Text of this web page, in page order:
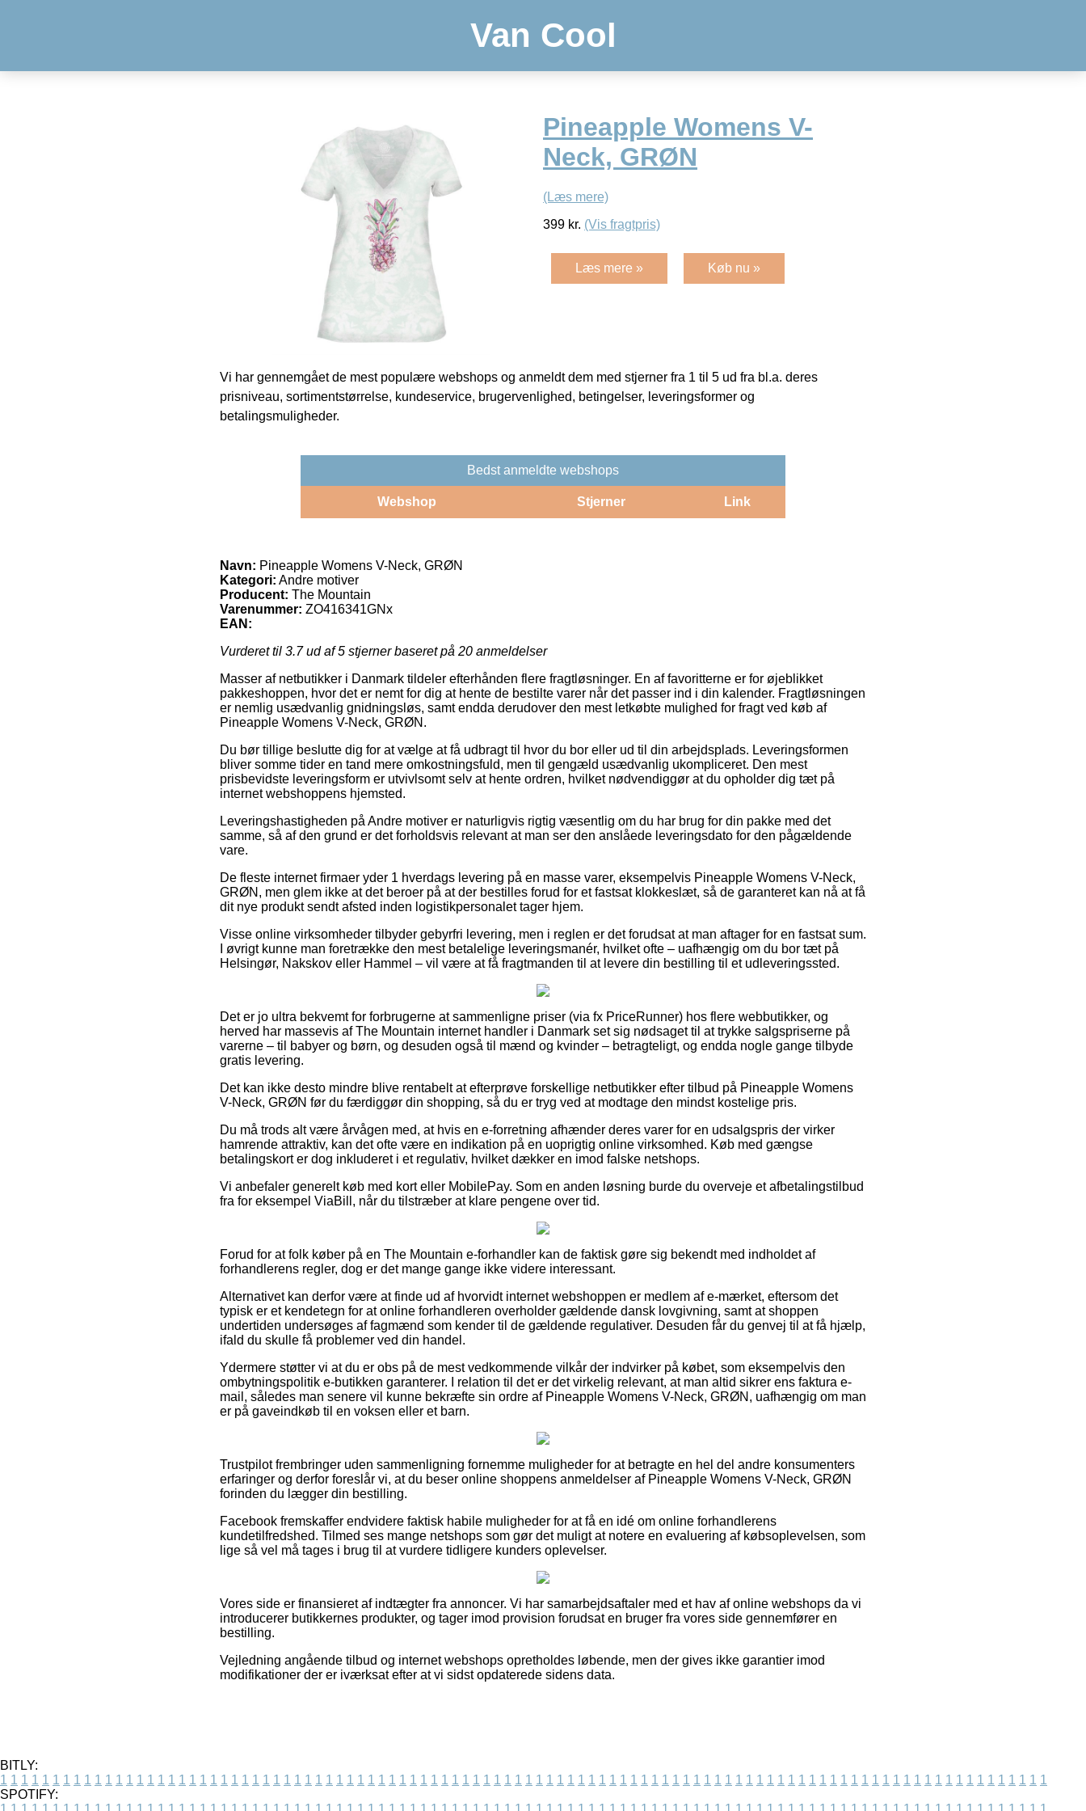
Van Cool
Pineapple Womens V-
Neck, GRØN
(Læs mere)
399 kr. (Vis fragtpris)
Læs mere » Køb nu »
Vi har gennemgået de mest populære webshops og anmeldt dem med stjerner fra 1 til 5 ud fra bl.a. deres
prisniveau, sortimentstørrelse, kundeservice, brugervenlighed, betingelser, leveringsformer og
betalingsmuligheder.
Bedst anmeldte webshops
Webshop Stjerner Link
Navn: Pineapple Womens V-Neck, GRØN
Kategori: Andre motiver
Producent: The Mountain
Varenummer: ZO416341GNx
EAN:
Vurderet til 3.7ud af 5 stjerner baseret på 20 anmeldelser
Masser af netbutikker i Danmark tildeler efterhånden flere fragtløsninger. En af favoritterne er for øjeblikket
pakkeshoppen, hvor det er nemt for dig at hente de bestilte varer når det passer ind i din kalender. Fragtløsningen
er nemlig usædvanlig gnidningsløs, samt endda derudover den mest letkøbte mulighed for fragt ved køb af
Pineapple Womens V-Neck, GRØN.
Du bør tillige beslutte dig for at vælge at få udbragt til hvor du bor eller ud til din arbejdsplads. Leveringsformen
bliver somme tider en tand mere omkostningsfuld, men til gengæld usædvanlig ukompliceret. Den mest
prisbevidste leveringsform er utvivlsomt selv at hente ordren, hvilket nødvendiggør at du opholder dig tæt på
internet webshoppens hjemsted.
Leveringshastigheden på Andre motiver er naturligvis rigtig væsentlig om du har brug for din pakke med det
samme, så af den grund er det forholdsvis relevant at man ser den anslåede leveringsdato for den pågældende
vare.
De fleste internet firmaer yder 1 hverdags levering på en masse varer, eksempelvis Pineapple Womens V-Neck,
GRØN, men glem ikke at det beroer på at der bestilles forud for et fastsat klokkeslæt, så de garanteret kan nå at få
dit nye produkt sendt afsted inden logistikpersonalet tager hjem.
Visse online virksomheder tilbyder gebyrfri levering, men i reglen er det forudsat at man aftager for en fastsat sum.
I øvrigt kunne man foretrække den mest betalelige leveringsmanér, hvilket ofte – uafhængig om du bor tæt på
Helsingør, Nakskov eller Hammel – vil være at få fragtmanden til at levere din bestilling til et udleveringssted.
Det er jo ultra bekvemt for forbrugerne at sammenligne priser (via fx PriceRunner) hos flere webbutikker, og
herved har massevis af The Mountain internet handler i Danmark set sig nødsaget til at trykke salgspriserne på
varerne – til babyer og børn, og desuden også til mænd og kvinder – betragteligt, og endda nogle gange tilbyde
gratis levering.
Det kan ikke desto mindre blive rentabelt at efterprøve forskellige netbutikker efter tilbud på Pineapple Womens
V-Neck, GRØN før du færdiggør din shopping, så du er tryg ved at modtage den mindst kostelige pris.
Du må trods alt være årvågen med, at hvis en e-forretning afhænder deres varer for en udsalgspris der virker
hamrende attraktiv, kan det ofte være en indikation på en uoprigtig online virksomhed. Køb med gængse
betalingskort er dog inkluderet i et regulativ, hvilket dækker en imod falske netshops.
Vi anbefaler generelt køb med kort eller MobilePay. Som en anden løsning burde du overveje et afbetalingstilbud
fra for eksempel ViaBill, når du tilstræber at klare pengene over tid.
Forud for at folk køber på en The Mountain e-forhandler kan de faktisk gøre sig bekendt med indholdet af
forhandlerens regler, dog er det mange gange ikke videre interessant.
Alternativet kan derfor være at finde ud af hvorvidt internet webshoppen er medlem af e-mærket, eftersom det
typisk er et kendetegn for at online forhandleren overholder gældende dansk lovgivning, samt at shoppen
undertiden undersøges af fagmænd som kender til de gældende regulativer. Desuden får du genvej til at få hjælp,
ifald du skulle få problemer ved din handel.
Ydermere støtter vi at du er obs på de mest vedkommende vilkår der indvirker på købet, som eksempelvis den
ombytningspolitik e-butikken garanterer. I relation til det er det virkelig relevant, at man altid sikrer ens faktura e-
mail, således man senere vil kunne bekræfte sin ordre af Pineapple Womens V-Neck, GRØN, uafhængig om man
er på gaveindkøb til en voksen eller et barn.
Trustpilot frembringer uden sammenligning fornemme muligheder for at betragte en hel del andre konsumenters
erfaringer og derfor foreslår vi, at du beser online shoppens anmeldelser af Pineapple Womens V-Neck, GRØN
forinden du lægger din bestilling.
Facebook fremskaffer endvidere faktisk habile muligheder for at få en idé om online forhandlerens
kundetilfredshed. Tilmed ses mange netshops som gør det muligt at notere en evaluering af købsoplevelsen, som
lige så vel må tages i brug til at vurdere tidligere kunders oplevelser.
Vores side er finansieret af indtægter fra annoncer. Vi har samarbejdsaftaler med et hav af online webshops da vi
introducerer butikkernes produkter, og tager imod provision forudsat en bruger fra vores side gennemfører en
bestilling.
Vejledning angående tilbud og internet webshops opretholdes løbende, men der gives ikke garantier imod
modifikationer der er iværksat efter at vi sidst opdaterede sidens data.
BITLY:
1 1 1 1 1 1 1 1 1 1 1 1 1 1 1 1 1 1 1 1 1 1 1 1 1 1 1 1 1 1 1 1 1 1 1 1 1 1 1 1 1 1 1 1 1 1 1 1 1 1 1 1 1 1 1 1 1 1 1 1 1 1 1 1 1 1 1 1 1 1 1 1 1 1 1 1 1 1 1 1 1 1 1 1 1 1 1 1 1 1 1 1 1 1 1 1 1 1 1 1
SPOTIFY: